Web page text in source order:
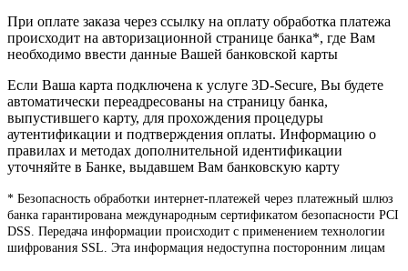
При оплате заказа через ссылку на оплату обработка платежа
происходит на авторизационной странице банка*, где Вам
необходимо ввести данные Вашей банковской карты
Если Ваша карта подключена к услуге 3D-Secure, Вы будете
автоматически переадресованы на страницу банка,
выпустившего карту, для прохождения процедуры
аутентификации и подтверждения оплаты. Информацию о
правилах и методах дополнительной идентификации
уточняйте в Банке, выдавшем Вам банковскую карту
* Безопасность обработки интернет-платежей через платежный шлюз
банка гарантирована международным сертификатом безопасности PCI
DSS. Передача информации происходит с применением технологии
шифрования SSL. Эта информация недоступна посторонним лицам